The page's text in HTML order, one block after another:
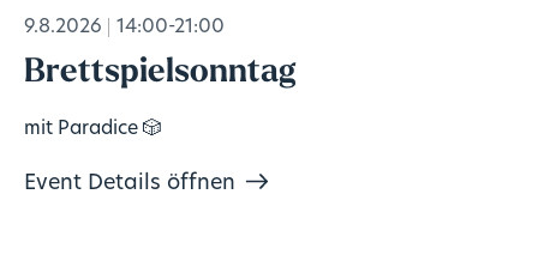
9.8.2026 14:00-21:00
Brettspielsonntag
mit Paradice 🎲
Event Details öffnen